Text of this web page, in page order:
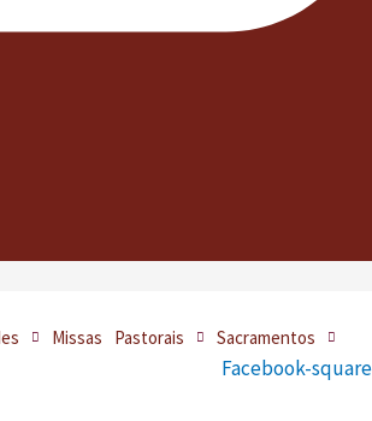
Missas Pastorais Sacramentos
Facebook-square